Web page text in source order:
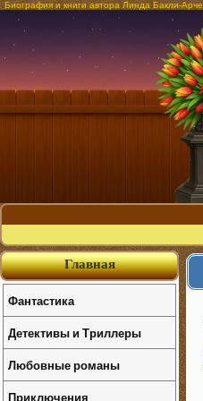
Биография и книги автора Линда Бакли-
Главная
Фантастика
Детективы и Триллеры
Любовные романы
Приключения